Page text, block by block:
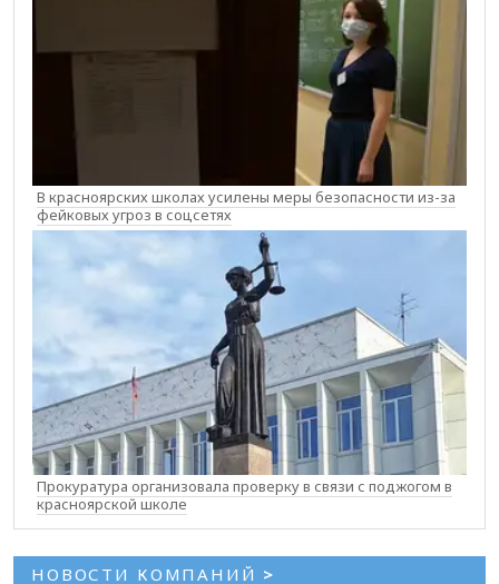
В красноярских школах усилены меры безопасности из-за
фейковых угроз в соцсетях
Прокуратура организовала проверку в связи с поджогом в
красноярской школе
НОВОСТИ КОМПАНИЙ >